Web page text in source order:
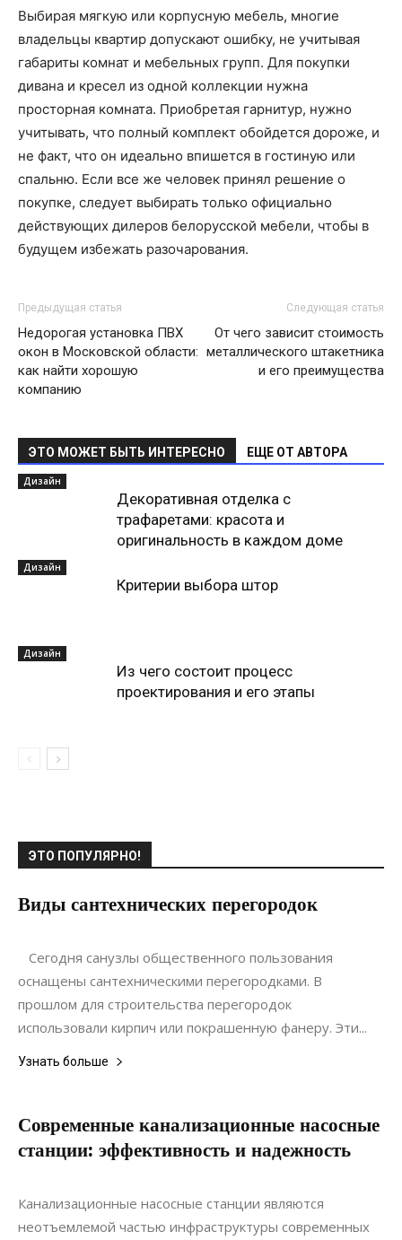
Выбирая мягкую или корпусную мебель, многие
владельцы квартир допускают ошибку, не учитывая
габариты комнат и мебельных групп. Для покупки
дивана и кресел из одной коллекции нужна
просторная комната. Приобретая гарнитур, нужно
учитывать, что полный комплект обойдется дороже, и
не факт, что он идеально впишется в гостиную или
спальню. Если все же человек принял решение о
покупке, следует выбирать только официально
действующих дилеров белорусской мебели, чтобы в
будущем избежать разочарования.
Предыдущая статья
Недорогая установка ПВХ
окон в Московской области:
как найти хорошую
компанию
Следующая статья
От чего зависит стоимость
металлического штакетника
и его преимущества
ЭТО МОЖЕТ БЫТЬ ИНТЕРЕСНО ЕЩЕ ОТ АВТОРА
Дизайн
Декоративная отделка с
трафаретами: красота и
оригинальность в каждом доме
Дизайн
Критерии выбора штор
Дизайн
Из чего состоит процесс
проектирования и его этапы
ЭТО ПОПУЛЯРНО!
Виды сантехнических перегородок
21.12.2019
Сегодня санузлы общественного пользования
оснащены сантехническими перегородками. В
прошлом для строительства перегородок
использовали кирпич или покрашенную фанеру. Эти...
Узнать больше
Современные канализационные насосные
станции: эффективность и надежность
20.06.2022
Канализационные насосные станции являются
неотъемлемой частью инфраструктуры современных